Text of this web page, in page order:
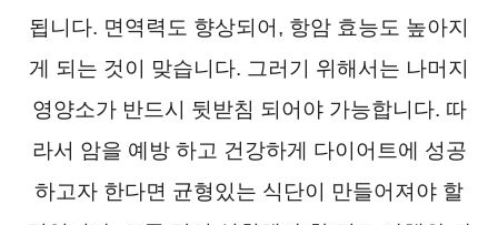
됩니다. 면역력도 향상되어, 항암 효능도 높아지
게 되는 것이 맞습니다. 그러기 위해서는 나머지
영양소가 반드시 뒷받침 되어야 가능합니다. 따
라서 암을 예방 하고 건강하게 다이어트에 성공
하고자 한다면 균형있는 식단이 만들어져야 할